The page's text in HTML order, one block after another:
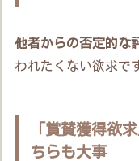
他者からの否定的な
われたくない欲求で
「賞賛獲得欲
ちらも大事